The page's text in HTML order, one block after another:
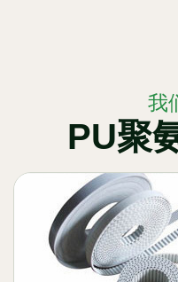
我
PU聚